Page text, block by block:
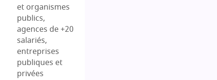
et organismes
publics,
agences de +20
salariés,
entreprises
publiques et
privées